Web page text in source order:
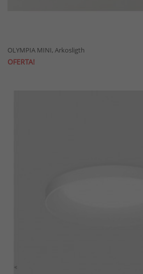
OLYMPIA MINI, Arkosligth
OFERTA!